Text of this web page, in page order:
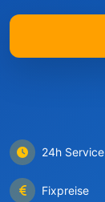
24h Service
Fixpreise